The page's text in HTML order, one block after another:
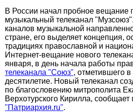
В России начал пробное вещание
музыкальный телеканал
каналов музыкальной
стране, его выделяет концепция,
традициях православной и
Интернет-вещание нового
января, в день начала работы
телеканала "Союз", отметившего в
десятилетие. Новый телеканал
по благословению митрополита
Верхотурского Кирилла, сообщает
"Патриархия.ru".